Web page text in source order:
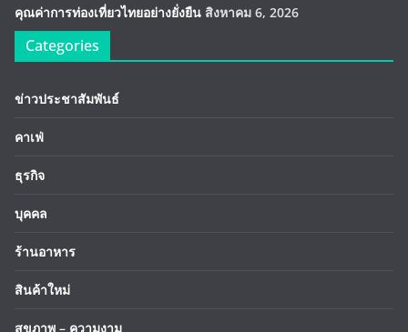
คุณค่าการท่องเที่ยวไทยอย่างยั่งยืน สิงหาคม 6, 2026
Categories
ข่าวประชาสัมพันธ์
คาเฟ่
ธุรกิจ
บุคคล
ร้านอาหาร
สินค้าใหม่
สุขภาพ – ความงาม